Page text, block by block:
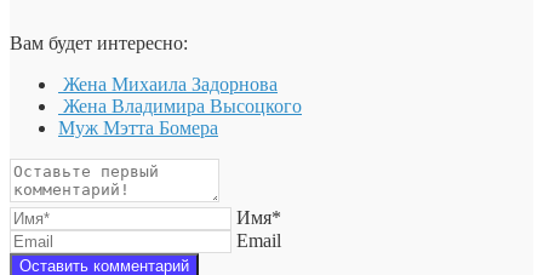
Вам будет интересно:
Жена Михаила Задорнова
Жена Владимира Высоцкого
Муж Мэтта Бомера
Имя*
Email